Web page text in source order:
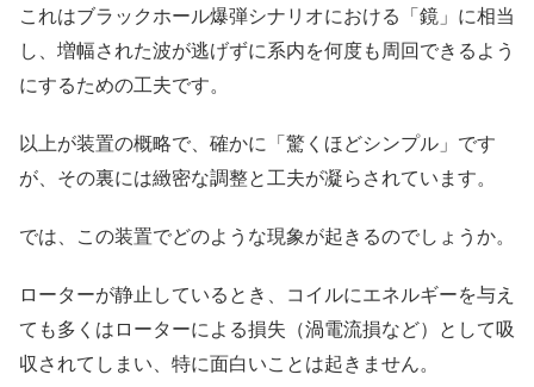
これはブラックホール爆弾シナリオにおける「鏡」に相当
し、増幅された波が逃げずに系内を何度も周回できるよう
にするための工夫です。
以上が装置の概略で、確かに「驚くほどシンプル」です
が、その裏には緻密な調整と工夫が凝らされています。
では、この装置でどのような現象が起きるのでしょうか。
ローターが静止しているとき、コイルにエネルギーを与え
ても多くはローターによる損失（渦電流損など）として吸
収されてしまい、特に面白いことは起きません。